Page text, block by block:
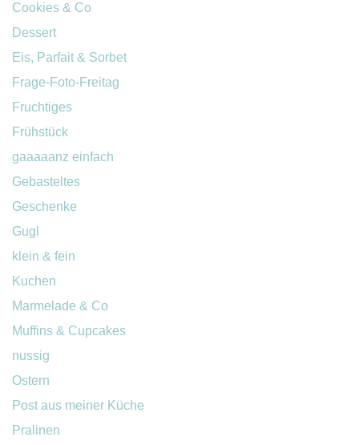
Cookies & Co
Dessert
Eis, Parfait & Sorbet
Frage-Foto-Freitag
Fruchtiges
Frühstück
gaaaaanz einfach
Gebasteltes
Geschenke
Gugl
klein & fein
Kuchen
Marmelade & Co
Muffins & Cupcakes
nussig
Ostern
Post aus meiner Küche
Pralinen